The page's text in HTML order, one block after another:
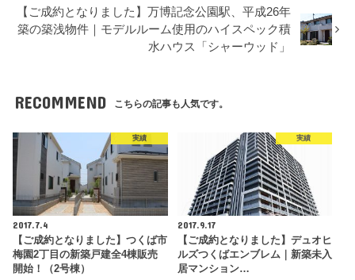
【ご成約となりました】万博記念公園駅、平成26年
築の築浅物件｜モデルルーム使用のハイスペック積
水ハウス「シャーウッド」
RECOMMEND こちらの記事も人気です。
実績
2017.7.4
【ご成約となりました】つくば市
梅園2丁目の新築戸建全4棟販売
開始！（2号棟）
実績
2017.9.17
【ご成約となりました】デュオヒ
ルズつくばエンブレム｜新築未入
居マンション…